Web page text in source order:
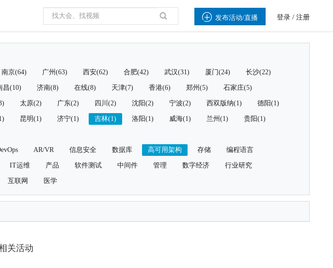
 发布活动/直播 登录 / 注册
南京(64) 广州(63) 西安(62) 合肥(42) 武汉(31) 厦门(24) 长沙(22)
昌(10) 济南(8) 在线(8) 天津(7) 香港(6) 郑州(5) 石家庄(5)
太原(2) 广东(2) 四川(2) 沈阳(2) 宁波(2) 西双版纳(1) 德阳(1)
昆明(1) 济宁(1) 吉林(1) 洛阳(1) 威海(1) 兰州(1) 贵阳(1)
AR/VR 信息安全 数据库 高可用架构 存储 编程语言
IT运维 产品 软件测试 中间件 管理 数字经济 行业研究
互联网 医学
关活动